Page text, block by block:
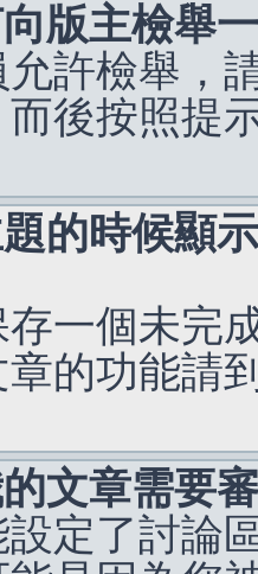
版主檢舉
許檢舉，
後按照提
的時候顯
一個未完
的功能請
文章需要
定了討論